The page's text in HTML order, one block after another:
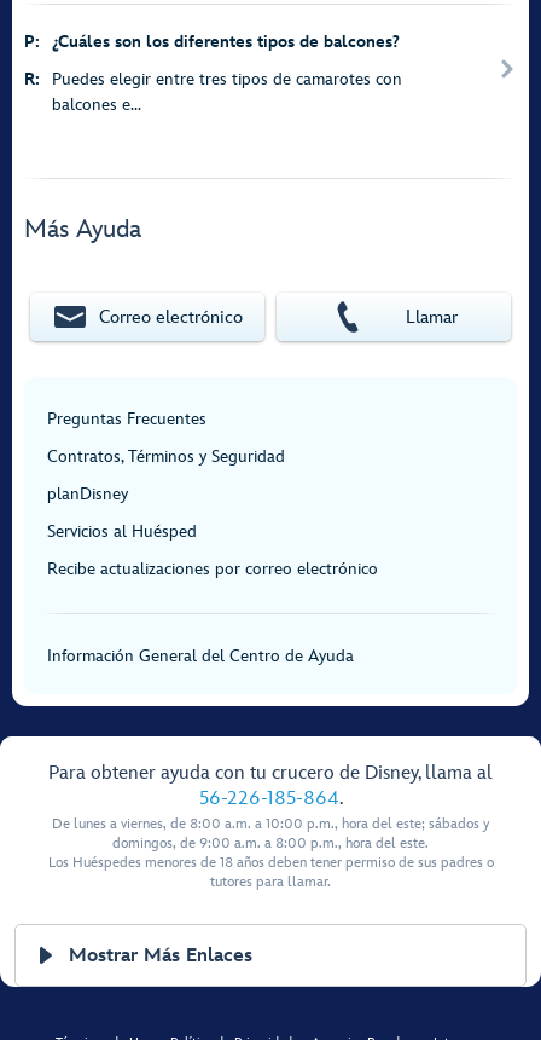
P:
¿Cuáles son los diferentes tipos de balcones?
R:
Puedes elegir entre tres tipos de camarotes con
balcones e...
Más Ayuda
Correo electrónico Llamar
Preguntas Frecuentes
Contratos, Términos y Seguridad
planDisney
Servicios al Huésped
Recibe actualizaciones por correo electrónico
Información General del Centro de Ayuda
Para obtener ayuda con tu crucero de Disney, llama al
56-226-185-864.
De lunes a viernes, de 8:00 a.m. a 10:00 p.m., hora del este; sábados y
domingos, de 9:00 a.m. a 8:00 p.m., hora del este.
Los Huéspedes menores de 18 años deben tener permiso de sus padres o
tutores para llamar.
Mostrar Más Enlaces